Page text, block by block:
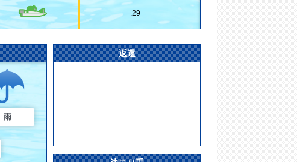
.29
雨
返還